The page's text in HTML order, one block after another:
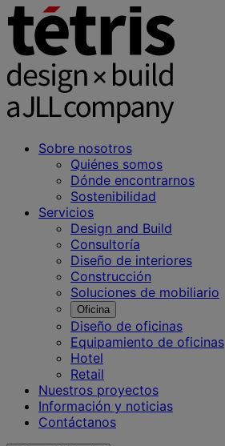
Sobre nosotros
Quiénes somos
Dónde encontrarnos
Sostenibilidad
Servicios
Design and Build
Consultoría
Diseño de interiores
Construcción
Soluciones de mobiliario
Oficina
Diseño de oficinas
Equipamiento de oficinas
Hotel
Retail
Nuestros proyectos
Información y noticias
Contáctanos